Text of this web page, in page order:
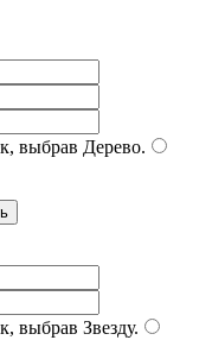
выбрав Дерево.
выбрав Звезду.